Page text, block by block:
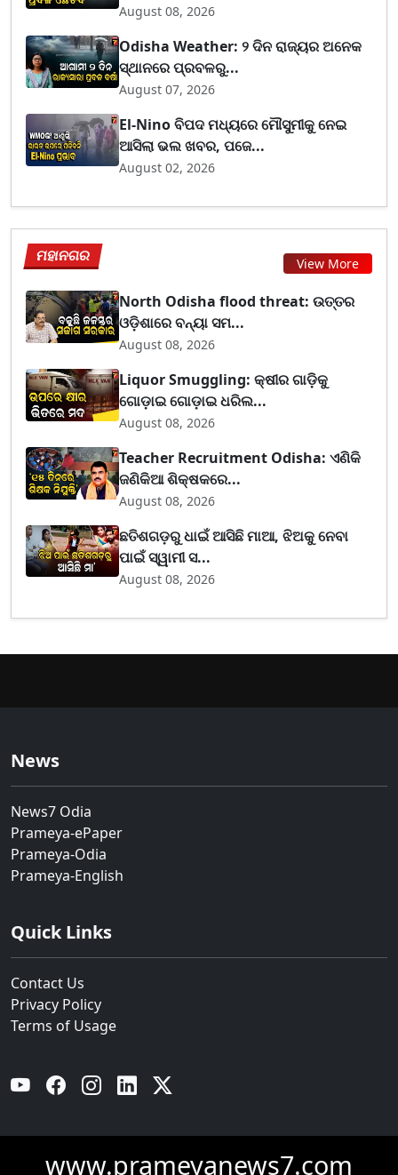
August 08, 2026
Odisha Weather: ୨ ଦିନ ରାଜ୍ୟର ଅନେକ
ସ୍ଥାନରେ ପ୍ରବଳରୁ...
August 07, 2026
El-Nino ବିପଦ ମଧ୍ୟରେ ମୌସୁମୀକୁ ନେଇ
ଆସିଲା ଭଲ ଖବର, ପଜେ...
August 02, 2026
ମହାନଗର View More
North Odisha flood threat: ଉତ୍ତର
ଓଡ଼ିଶାରେ ବନ୍ୟା ସମ...
August 08, 2026
Liquor Smuggling: କ୍ଷୀର ଗାଡ଼ିକୁ
ଗୋଡ଼ାଇ ଗୋଡ଼ାଇ ଧରିଲ...
August 08, 2026
Teacher Recruitment Odisha: ଏଣିକି
ଜଣିକିଆ ଶିକ୍ଷକରେ...
August 08, 2026
ଛତିଶଗଡ଼ରୁ ଧାଇଁ ଆସିଛି ମାଆ, ଝିଅକୁ ନେବା
ପାଇଁ ସ୍ୱାମୀ ସ...
August 08, 2026
News
News7 Odia
Prameya-ePaper
Prameya-Odia
Prameya-English
Quick Links
Contact Us
Privacy Policy
Terms of Usage
YouTube Facebook Instagram Linkedin
www.prameyanews7.com